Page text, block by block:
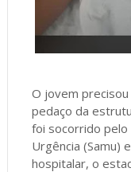
O jovem
pedaço da
foi socorrido pelo
Urgência (Samu)
hospitalar, o